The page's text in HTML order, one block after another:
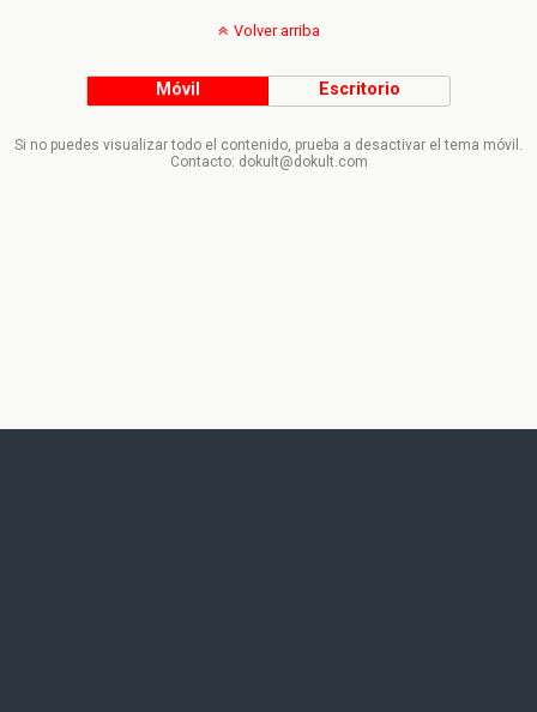
Volver arriba
Móvil Escritorio
Si no puedes visualizar todo el contenido, prueba a desactivar el tema móvil.
Contacto: dokult@dokult.com